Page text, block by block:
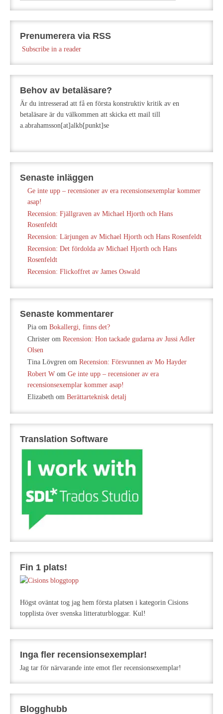
Prenumerera via RSS
Subscribe in a reader
Behov av betaläsare?
Är du intresserad att få en första konstruktiv kritik av en
betaläsare är du välkommen att skicka ett mail till
a.abrahamsson[at]alkb[punkt]se
Senaste inläggen
Ge inte upp – recensioner av era recensionsexemplar kommer
asap!
Recension: Fjällgraven av Michael Hjorth och Hans
Rosenfeldt
Recension: Lärjungen av Michael Hjorth och Hans Rosenfeldt
Recension: Det fördolda av Michael Hjorth och Hans
Rosenfeldt
Recension: Flickoffret av James Oswald
Senaste kommentarer
Pia om Bokallergi, finns det?
Christer om Recension: Hon tackade gudarna av Jussi Adler
Olsen
Tina Lövgren om Recension: Försvunnen av Mo Hayder
Robert W om Ge inte upp – recensioner av era
recensionsexemplar kommer asap!
Elizabeth om Berättarteknisk detalj
Translation Software
Fin 1 plats!
Högst oväntat tog jag hem första platsen i kategorin Cisions
topplista över svenska litteraturbloggar. Kul!
Inga fler recensionsexemplar!
Jag tar för närvarande inte emot fler recensionsexemplar!
Blogghubb